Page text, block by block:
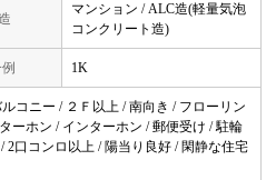
マンション / ALC造(軽量気泡
コンクリート造)
1K
コニー / ２Ｆ以上 / 南向き / フローリン
ーホン / インターホン / 郵便受け / 駐輪
2口コンロ以上 / 陽当り良好 / 閑静な住宅